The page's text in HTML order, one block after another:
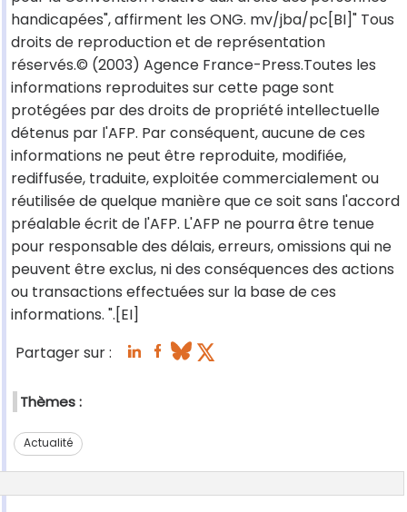
handicapées", affirment les ONG. mv/jba/pc[BI]" Tous
droits de reproduction et de représentation
réservés.© (2003) Agence France-Press.Toutes les
informations reproduites sur cette page sont
protégées par des droits de propriété intellectuelle
détenus par l'AFP. Par conséquent, aucune de ces
informations ne peut être reproduite, modifiée,
rediffusée, traduite, exploitée commercialement ou
réutilisée de quelque manière que ce soit sans l'accord
préalable écrit de l'AFP. L'AFP ne pourra être tenue
pour responsable des délais, erreurs, omissions qui ne
peuvent être exclus, ni des conséquences des actions
ou transactions effectuées sur la base de ces
informations. ".[EI]
Partager sur :
Thèmes :
Actualité